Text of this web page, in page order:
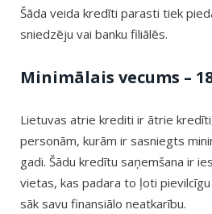
Šāda veida kredīti parasti tiek
sniedzēju vai banku filiālēs.
Minimālais vecums –
Lietuvas atrie krediti ir ātrie
personām, kurām ir sasniegts
gadi. Šādu kredītu saņemšana ir
vietas, kas padara to ļoti
sāk savu finansiālo neatkarību.